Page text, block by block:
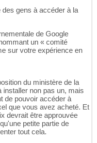
gens à accéder à la
de Google
un « comité
sur votre expérience en
du ministère de la
installer non pas un, mais
de pouvoir accéder à
que vous avez acheté. Et
devrait être approuvée
petite partie de
tout cela.